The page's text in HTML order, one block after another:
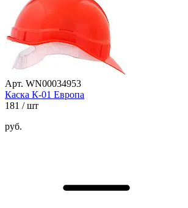
Арт. WN00034953
Каска К-01 Европа
181 / шт
руб.